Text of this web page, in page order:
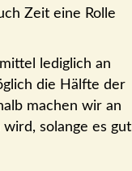
Zeit eine Rolle
lediglich an
die Hälfte der
machen wir an
solange es gut